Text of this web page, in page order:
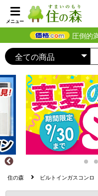
メニュー
圧倒的
住の森 ビルトインガスコンロ